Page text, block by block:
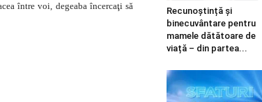
între voi, degeaba încercaţi să
Recunoștință și
binecuvântare pentru
mamele dătătoare de
viață – din partea...